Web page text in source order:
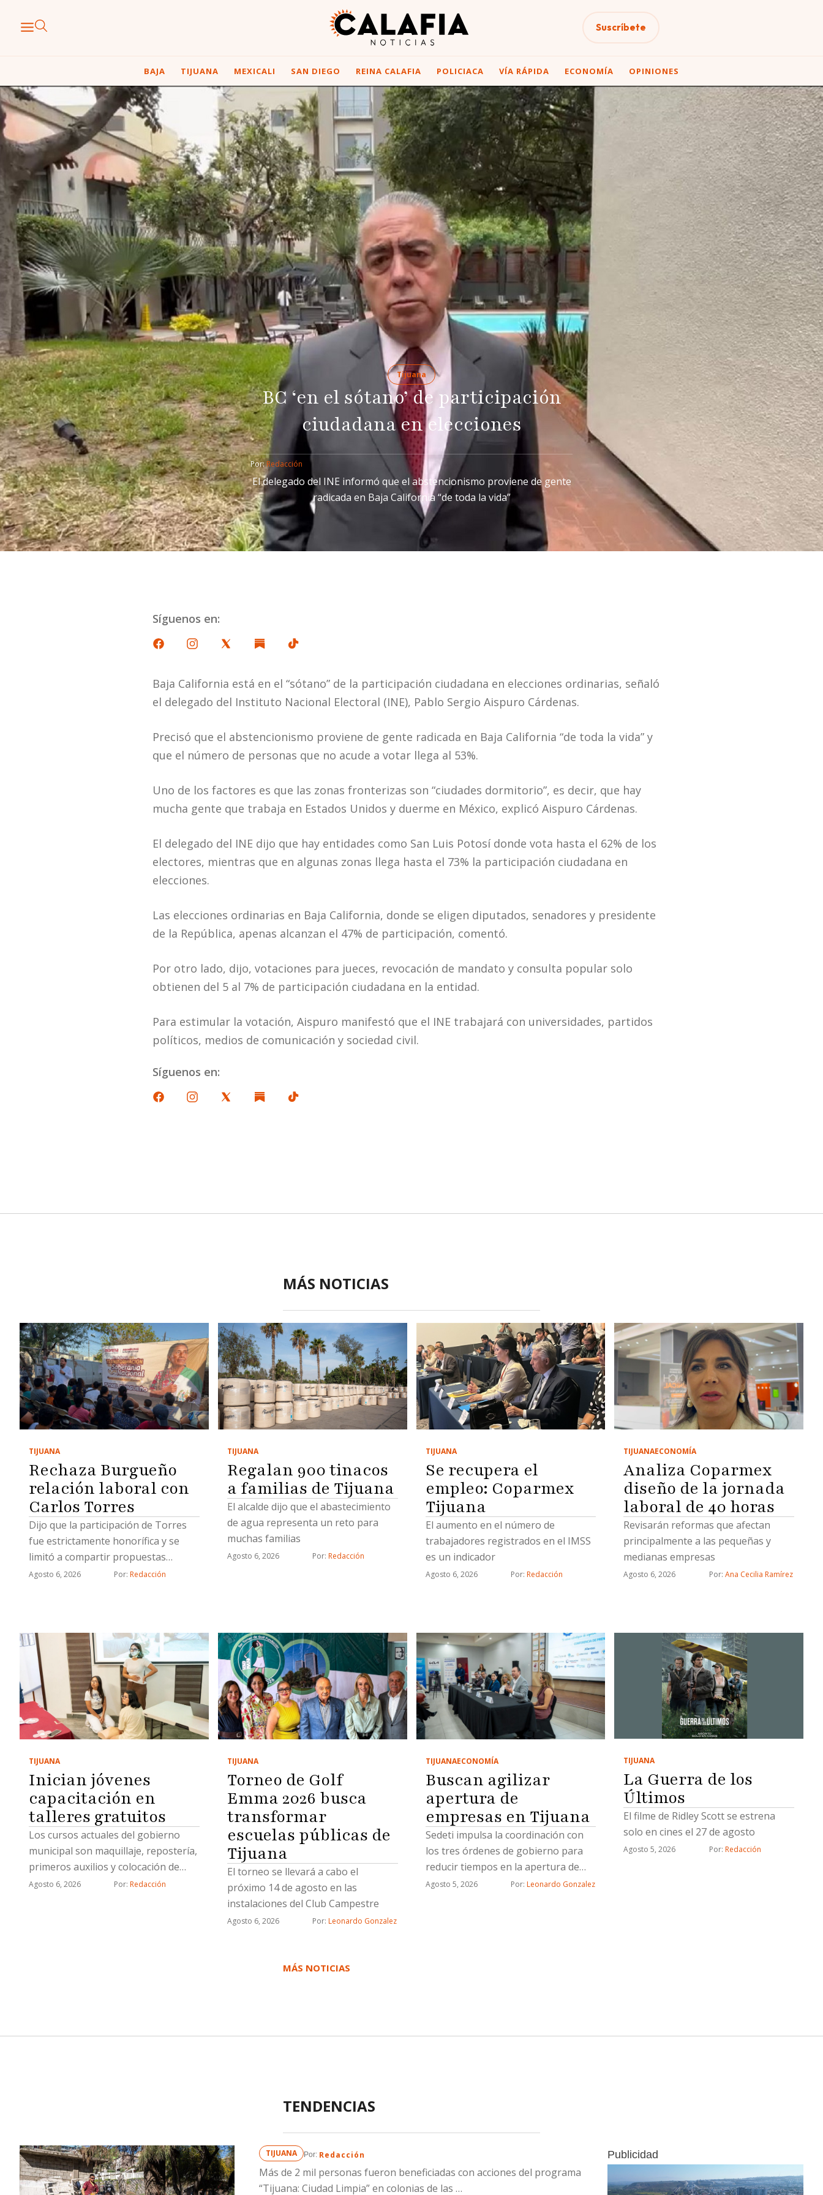
Suscríbete
BAJA TIJUANA MEXICALI SAN DIEGO REINA CALAFIA POLICIACA VÍA RÁPIDA ECONOMÍA OPINIONES
Tijuana
BC ‘en el sótano’ de participación
ciudadana en elecciones
Por: Redacción
El delegado del INE informó que el abstencionismo proviene de gente
radicada en Baja California “de toda la vida”
Síguenos en:
Baja California está en el “sótano” de la participación ciudadana en elecciones ordinarias, señaló
el delegado del Instituto Nacional Electoral (INE), Pablo Sergio Aispuro Cárdenas.
Precisó que el abstencionismo proviene de gente radicada en Baja California “de toda la vida” y
que el número de personas que no acude a votar llega al 53%.
Uno de los factores es que las zonas fronterizas son “ciudades dormitorio”, es decir, que hay
mucha gente que trabaja en Estados Unidos y duerme en México, explicó Aispuro Cárdenas.
El delegado del INE dijo que hay entidades como San Luis Potosí donde vota hasta el 62% de los
electores, mientras que en algunas zonas llega hasta el 73% la participación ciudadana en
elecciones.
Las elecciones ordinarias en Baja California, donde se eligen diputados, senadores y presidente
de la República, apenas alcanzan el 47% de participación, comentó.
Por otro lado, dijo, votaciones para jueces, revocación de mandato y consulta popular solo
obtienen del 5 al 7% de participación ciudadana en la entidad.
Para estimular la votación, Aispuro manifestó que el INE trabajará con universidades, partidos
políticos, medios de comunicación y sociedad civil.
Síguenos en:
MÁS NOTICIAS
TIJUANA
Rechaza Burgueño
relación laboral con
Carlos Torres
Dijo que la participación de Torres
fue estrictamente honorífica y se
limitó a compartir propuestas
relacionadas con proyectos
Agosto 6, 2026 Por: Redacción
TIJUANA
Regalan 900 tinacos
a familias de Tijuana
El alcalde dijo que el abastecimiento
de agua representa un reto para
muchas familias
Agosto 6, 2026 Por: Redacción
TIJUANA
Se recupera el
empleo: Coparmex
Tijuana
El aumento en el número de
trabajadores registrados en el IMSS
es un indicador
Agosto 6, 2026 Por: Redacción
TIJUANAECONOMÍA
Analiza Coparmex
diseño de la jornada
laboral de 40 horas
Revisarán reformas que afectan
principalmente a las pequeñas y
medianas empresas
Agosto 6, 2026 Por: Ana Cecilia Ramírez
TIJUANA
Inician jóvenes
capacitación en
talleres gratuitos
Los cursos actuales del gobierno
municipal son maquillaje, repostería,
primeros auxilios y colocación de
uñas acrílicas
Agosto 6, 2026 Por: Redacción
TIJUANA
Torneo de Golf
Emma 2026 busca
transformar
escuelas públicas de
Tijuana
El torneo se llevará a cabo el
próximo 14 de agosto en las
instalaciones del Club Campestre
Agosto 6, 2026 Por: Leonardo Gonzalez
TIJUANAECONOMÍA
Buscan agilizar
apertura de
empresas en Tijuana
Sedeti impulsa la coordinación con
los tres órdenes de gobierno para
reducir tiempos en la apertura de
nuevos negocios
Agosto 5, 2026 Por: Leonardo Gonzalez
TIJUANA
La Guerra de los
Últimos
El filme de Ridley Scott se estrena
solo en cines el 27 de agosto
Agosto 5, 2026 Por: Redacción
MÁS NOTICIAS
TENDENCIAS
TIJUANA Por: Redacción
Más de 2 mil personas fueron beneficiadas con acciones del programa
“Tijuana: Ciudad Limpia” en colonias de las …
Publicidad